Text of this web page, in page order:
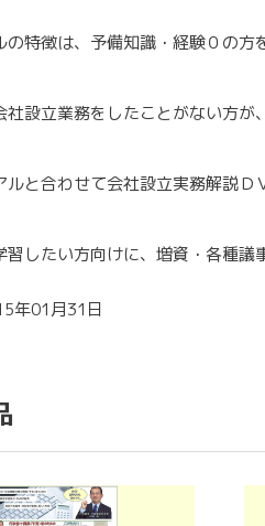
の特徴は、予備知識・経験０の方
社設立業務をしたことがない方が
ルと合わせて会社設立実務解説Ｄ
習したい方向けに、増資・各種議
年01月31日